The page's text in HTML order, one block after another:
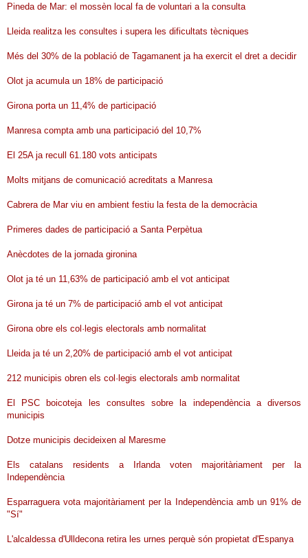
Pineda de Mar: el mossèn local fa de voluntari a la consulta
Lleida realitza les consultes i supera les dificultats tècniques
Més del 30% de la població de Tagamanent ja ha exercit el dret a decidir
Olot ja acumula un 18% de participació
Girona porta un 11,4% de participació
Manresa compta amb una participació del 10,7%
El 25A ja recull 61.180 vots anticipats
Molts mitjans de comunicació acreditats a Manresa
Cabrera de Mar viu en ambient festiu la festa de la democràcia
Primeres dades de participació a Santa Perpètua
Anècdotes de la jornada gironina
Olot ja té un 11,63% de participació amb el vot anticipat
Girona ja té un 7% de participació amb el vot anticipat
Girona obre els col·legis electorals amb normalitat
Lleida ja té un 2,20% de participació amb el vot anticipat
212 municipis obren els col·legis electorals amb normalitat
El PSC boicoteja les consultes sobre la independència a diversos
municipis
Dotze municipis decideixen al Maresme
Els catalans residents a Irlanda voten majoritàriament per la
Independència
Esparraguera vota majoritàriament per la Independència amb un 91% de
"Sí"
L'alcaldessa d'Ulldecona retira les urnes perquè són propietat d'Espanya